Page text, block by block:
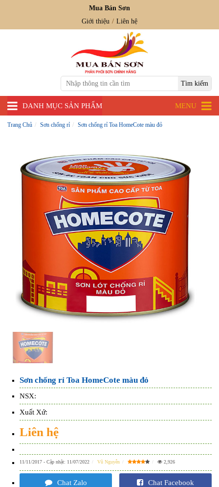
Mua Bán Sơn
Giới thiệu
Liên hệ
DANH MỤC SẢN PHẨM MENU
Trang Chủ Sơn chống rỉ Sơn chống rỉ Toa HomeCote màu đỏ
Sơn chống rỉ Toa HomeCote màu đỏ
NSX:
Xuất Xứ:
Liên hệ
11/11/2017 - Cập nhật: 11/07/2022 Vũ Nguyễn 2,926
Chat Zalo
Chat Facebook